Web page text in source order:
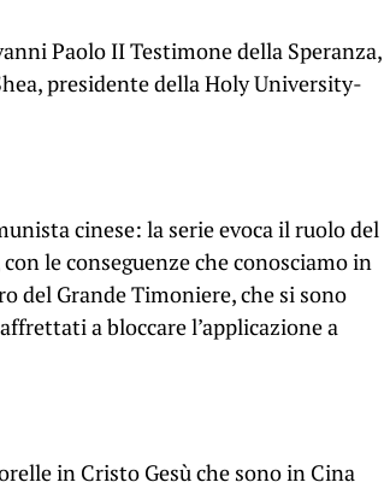
Paolo II Testimone della Speranza,
presidente della Holy University-
cinese: la serie evoca il ruolo del
le conseguenze che conosciamo in
del Grande Timoniere, che si sono
a bloccare l’applicazione a
in Cristo Gesù che sono in Cina